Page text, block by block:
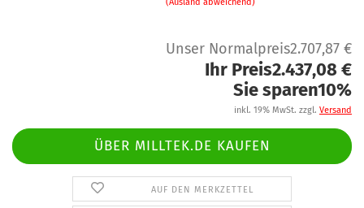
Unser Normalpreis2.707,87 €
Ihr Preis2.437,08 €
Sie sparen10%
inkl. 19% MwSt. zzgl. Versand
ÜBER MILLTEK.DE KAUFEN
AUF DEN MERKZETTEL